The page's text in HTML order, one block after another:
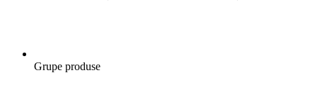
Grupe produse